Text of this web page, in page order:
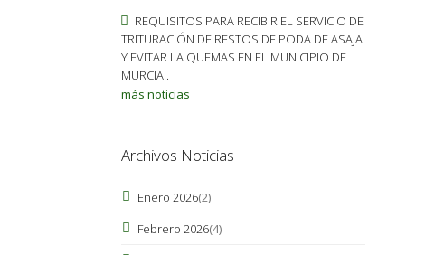
REQUISITOS PARA RECIBIR EL SERVICIO DE
TRITURACIÓN DE RESTOS DE PODA DE ASAJA
Y EVITAR LA QUEMAS EN EL MUNICIPIO DE
MURCIA..
más noticias
Archivos Noticias
Enero 2026(2)
Febrero 2026(4)